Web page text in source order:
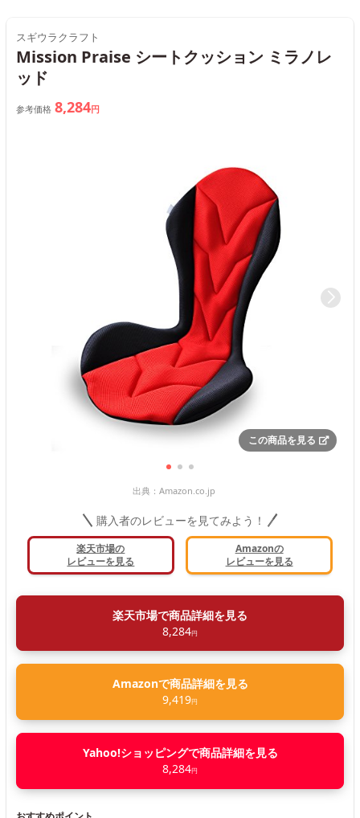
スギウラクラフト
Mission Praise シートクッション ミラノレ
ッド
参考価格 8,284円
この商品を見る
出典： Amazon.co.jp
購入者のレビューを見てみよう！
楽天市場の
レビューを見る
Amazonの
レビューを見る
楽天市場で商品詳細を見る
8,284円
Amazonで商品詳細を見る
9,419円
Yahoo!ショッピングで商品詳細を見る
8,284円